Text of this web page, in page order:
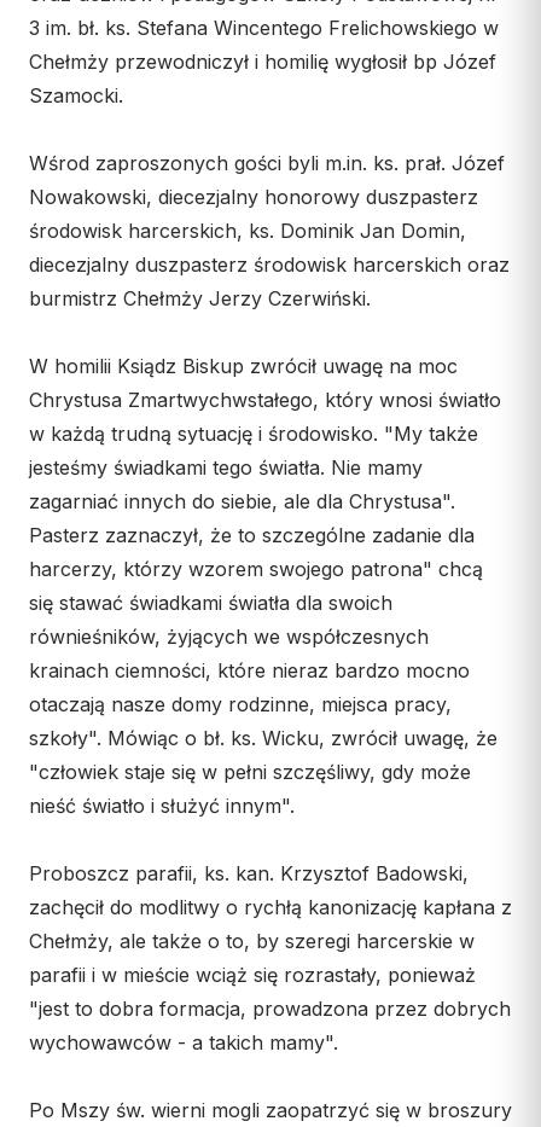
Kuria Diecezjalna
Wydawnictwo
Konta bankowe
CENTRUM MEDIALNE
„GŁOS Z TORUNIA"
Archiwum
Współpraca
Dane kurii
Msze święte online
Kalendarz liturgiczny
Franciszkański Zakon
Świeckich
Skauci Króla
3 im. bł. ks. Stefana Wincentego Frelichowskiego w
Chełmży przewodniczył i homilię wygłosił bp Józef
Szamocki.
Wśrod zaproszonych gości byli m.in. ks. prał. Józef
Nowakowski, diecezjalny honorowy duszpasterz
środowisk harcerskich, ks. Dominik Jan Domin,
diecezjalny duszpasterz środowisk harcerskich oraz
burmistrz Chełmży Jerzy Czerwiński.
W homilii Ksiądz Biskup zwrócił uwagę na moc
Chrystusa Zmartwychwstałego, który wnosi światło
w każdą trudną sytuację i środowisko. "My także
jesteśmy świadkami tego światła. Nie mamy
zagarniać innych do siebie, ale dla Chrystusa".
Pasterz zaznaczył, że to szczególne zadanie dla
harcerzy, którzy wzorem swojego patrona" chcą
się stawać świadkami światła dla swoich
równieśników, żyjących we współczesnych
krainach ciemności, które nieraz bardzo mocno
otaczają nasze domy rodzinne, miejsca pracy,
szkoły". Mówiąc o bł. ks. Wicku, zwrócił uwagę, że
"człowiek staje się w pełni szczęśliwy, gdy może
nieść światło i służyć innym".
Proboszcz parafii, ks. kan. Krzysztof Badowski,
zachęcił do modlitwy o rychłą kanonizację kapłana z
Chełmży, ale także o to, by szeregi harcerskie w
parafii i w mieście wciąż się rozrastały, ponieważ
"jest to dobra formacja, prowadzona przez dobrych
wychowawców - a takich mamy".
Po Mszy św. wierni mogli zaopatrzyć się w broszury